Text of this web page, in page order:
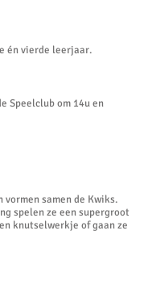
én vierde leerjaar.
Speelclub om 14u en
samen de Kwiks.
spelen ze een supergroot
knutselwerkje of gaan ze